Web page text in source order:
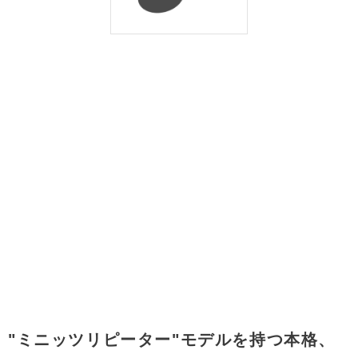
"ミニッツリピーター"モデルを持つ本格、